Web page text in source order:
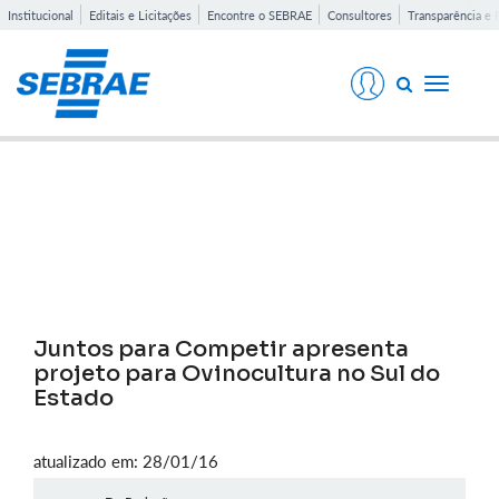
Institucional Editais e Licitações Encontre o SEBRAE Consultores Transparência e
Toggle
Juntos para Competir apresenta
projeto para Ovinocultura no Sul do
Estado
atualizado em: 28/01/16